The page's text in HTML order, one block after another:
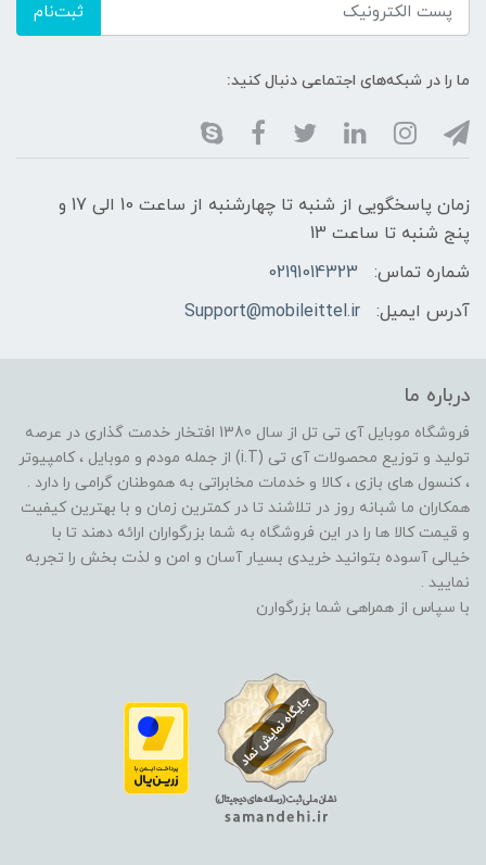
ثبت‌نام
ما را در شبکه‌های اجتماعی دنبال کنید:
زمان پاسخگویی از شنبه تا چهارشنبه از ساعت 10 الی 17 و
پنج شنبه تا ساعت 13
شماره تماس:
02191014323
آدرس ایمیل:
Support@mobileittel.ir
درباره ما
فروشگاه موبایل آی تی تل از سال 1380 افتخار خدمت گذاری در عرصه
تولید و توزیع محصولات آی تی (i.T) از جمله مودم و موبایل ، کامپیوتر
، کنسول های بازی ، کالا و خدمات مخابراتی به هموطنان گرامی را دارد .
همکاران ما شبانه روز در تلاشند تا در کمترین زمان و با بهترین کیفیت
و قیمت کالا ها را در این فروشگاه به شما بزرگواران ارائه دهند تا با
خیالی آسوده بتوانید خریدی بسیار آسان و امن و لذت بخش را تجربه
نمایید .
با سپاس از همراهی شما بزرگوارن